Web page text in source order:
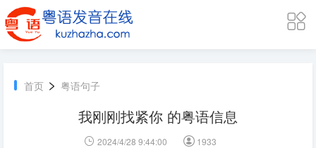
首页 > 粤语句子
我刚刚找紧你 的粤语信息
2024/4/28 9:44:00 1933